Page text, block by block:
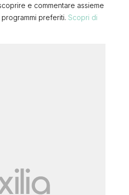
e commentare assieme
preferiti. Scopri di